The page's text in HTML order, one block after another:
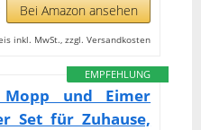
Bei Amazon ansehen
inkl. MwSt., zzgl. Versandkosten
EMPFEHLUNG
Mopp und Eimer
Set für Zuhause,